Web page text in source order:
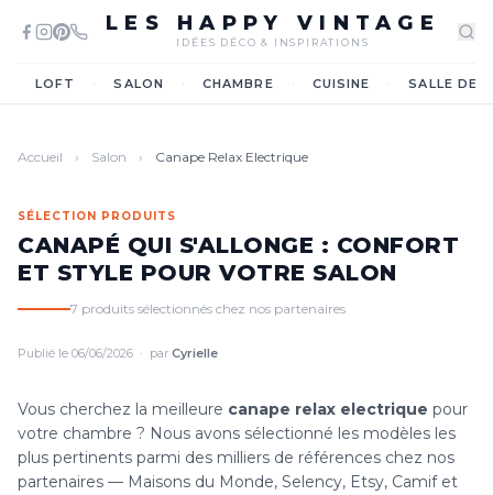
LES HAPPY VINTAGE
IDÉES DÉCO & INSPIRATIONS
LOFT SALON CHAMBRE CUISINE SALLE DE
Accueil › Salon › Canape Relax Electrique
SÉLECTION PRODUITS
CANAPÉ QUI S'ALLONGE : CONFORT
ET STYLE POUR VOTRE SALON
7 produits sélectionnés chez nos partenaires
Publié le 06/06/2026 · par Cyrielle
Vous cherchez la meilleure canape relax electrique pour
votre chambre ? Nous avons sélectionné les modèles les
plus pertinents parmi des milliers de références chez nos
partenaires — Maisons du Monde, Selency, Etsy, Camif et